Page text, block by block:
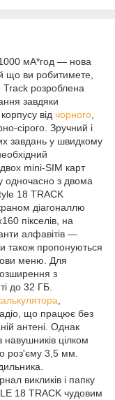
1000 мА*год — нова
що ви робитимете,
Track розроблена
завдяки
від чорного,
сірого. Зручний і
завдань у швидкому
mini-SIM карт
одночасно з двома
18 TRACK
діагоналлю
пікселів, на
алфавітів —
також пропонуються
меню. Для
з
до 32 ГБ.
,
що працює без
антені. Однак
навушників цілком
роз'єму 3,5 мм.
викликів і папку
18 TRACK чудовим